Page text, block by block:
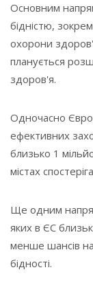
Основним
бідністю,
охорони
планується
здоров'я.
Одночасно
ефективних
близько 1
містах
Ще одним
яких в ЄС
менше шансів
бідності.